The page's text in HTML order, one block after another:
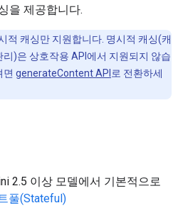
을 제공합니다.
적 캐싱만 지원합니다. 명시적 캐싱(캐
)은 상호작용 API에서 지원되지 않습
면 generateContent API 로 전환하세
2.5 이상 모델에서 기본적으로
풀(Stateful)